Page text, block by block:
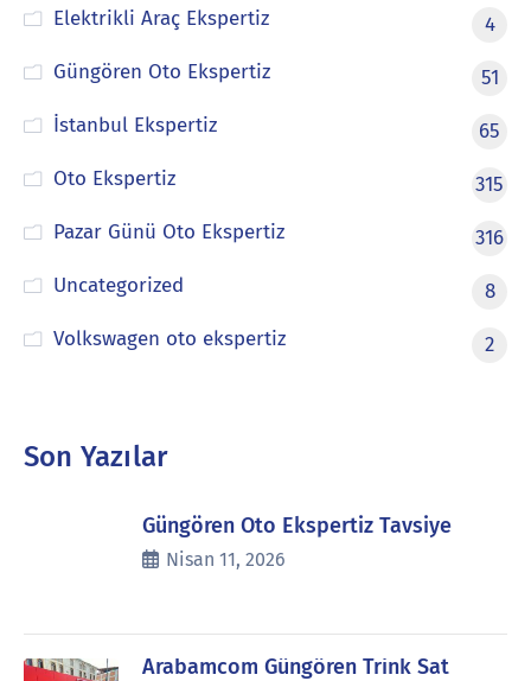
Elektrikli Araç Ekspertiz
4
Güngören Oto Ekspertiz
51
İstanbul Ekspertiz
65
Oto Ekspertiz
315
Pazar Günü Oto Ekspertiz
316
Uncategorized
8
Volkswagen oto ekspertiz
2
Son Yazılar
Güngören Oto Ekspertiz Tavsiye
Nisan 11, 2026
Arabamcom Güngören Trink Sat